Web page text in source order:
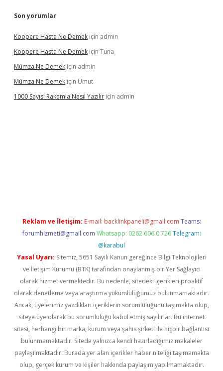
Son yorumlar
Koopere Hasta Ne Demek için admin
Koopere Hasta Ne Demek için Tuna
Mümza Ne Demek için admin
Mümza Ne Demek için Umut
1000 Sayısı Rakamla Nasıl Yazılır için admin
Reklam ve İletişim: E-mail: backlinkpaneli@gmail.com Teams:
forumhizmeti@gmail.com Whatsapp: 0262 606 0 726 Telegram:
@karabul
Yasal Uyarı: Sitemiz, 5651 Sayılı Kanun gereğince Bilgi Teknolojileri
ve İletişim Kurumu (BTK) tarafından onaylanmış bir Yer Sağlayıcı
olarak hizmet vermektedir. Bu nedenle, sitedeki içerikleri proaktif
olarak denetleme veya araştırma yükümlülüğümüz bulunmamaktadır.
Ancak, üyelerimiz yazdıkları içeriklerin sorumluluğunu taşımakta olup,
siteye üye olarak bu sorumluluğu kabul etmiş sayılırlar. Bu internet
sitesi, herhangi bir marka, kurum veya şahıs şirketi ile hiçbir bağlantısı
bulunmamaktadır. Sitede yalnızca kendi hazırladığımız makaleler
paylaşılmaktadır. Burada yer alan içerikler haber niteliği taşımamakta
olup, gerçek kurum ve kişiler hakkında paylaşım yapılmamaktadır.